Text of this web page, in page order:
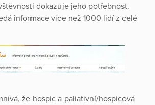
dokazuje jeho potřebnost.
informace více než 1000 lidí z celé
že hospic a paliativní/hospicová